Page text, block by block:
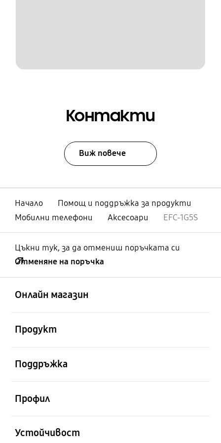
Контакти
Виж повече
Начало
Помощ и поддръжка за продукти
Мобилни телефони
Аксесоари EFC-1G5S
Цъкни тук, за да отмениш поръчката си
Отменяне на поръчка
Онлайн магазин
Продукт
Поддръжка
Профил
Устойчивост